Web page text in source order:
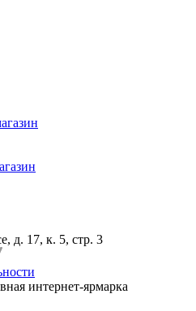
д. 17, к. 5, стр. 3
интернет-ярмарка